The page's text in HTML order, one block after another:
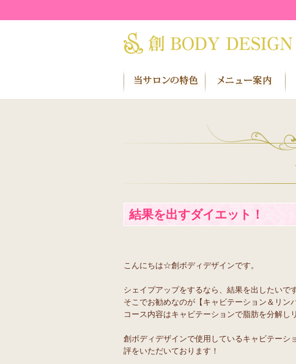
結果を出すダイエット！
こんにちは☆創ボディデザインです。
シェイプアップをするなら、結果を出したいで
そこでお勧めなのが【キャビテーション＆リン
コース内容はキャビテーションで脂肪を分解し
創ボディデザインで使用しているキャビテーシ
評をいただいております！